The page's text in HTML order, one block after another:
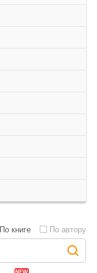
По книге По автору